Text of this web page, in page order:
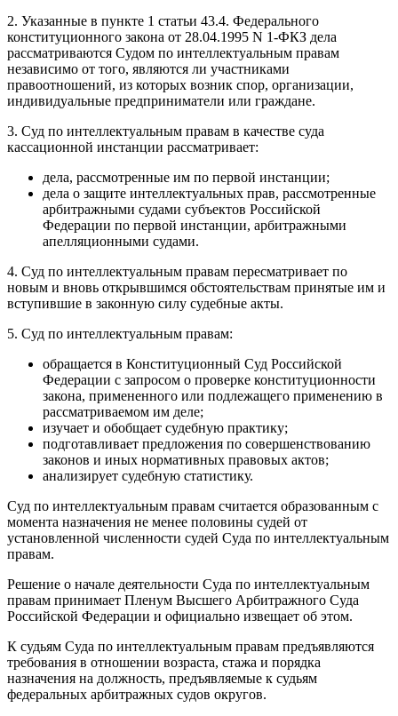
2. Указанные в пункте 1 статьи 43.4. Федерального
конституционного закона от 28.04.1995 N 1-ФКЗ дела
рассматриваются Судом по интеллектуальным правам
независимо от того, являются ли участниками
правоотношений, из которых возник спор, организации,
индивидуальные предприниматели или граждане.
3. Суд по интеллектуальным правам в качестве суда
кассационной инстанции рассматривает:
дела, рассмотренные им по первой инстанции;
дела о защите интеллектуальных прав, рассмотренные
арбитражными судами субъектов Российской
Федерации по первой инстанции, арбитражными
апелляционными судами.
4. Суд по интеллектуальным правам пересматривает по
новым и вновь открывшимся обстоятельствам принятые им и
вступившие в законную силу судебные акты.
5. Суд по интеллектуальным правам:
обращается в Конституционный Суд Российской
Федерации с запросом о проверке конституционности
закона, примененного или подлежащего применению в
рассматриваемом им деле;
изучает и обобщает судебную практику;
подготавливает предложения по совершенствованию
законов и иных нормативных правовых актов;
анализирует судебную статистику.
Суд по интеллектуальным правам считается образованным с
момента назначения не менее половины судей от
установленной численности судей Суда по интеллектуальным
правам.
Решение о начале деятельности Суда по интеллектуальным
правам принимает Пленум Высшего Арбитражного Суда
Российской Федерации и официально извещает об этом.
К судьям Суда по интеллектуальным правам предъявляются
требования в отношении возраста, стажа и порядка
назначения на должность, предъявляемые к судьям
федеральных арбитражных судов округов.